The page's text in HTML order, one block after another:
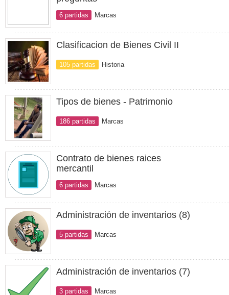
6 partidas Marcas
Clasificacion de Bienes Civil II
105 partidas Historia
Tipos de bienes - Patrimonio
186 partidas Marcas
Contrato de bienes raices
mercantil
6 partidas Marcas
Administración de inventarios (8)
5 partidas Marcas
Administración de inventarios (7)
3 partidas Marcas